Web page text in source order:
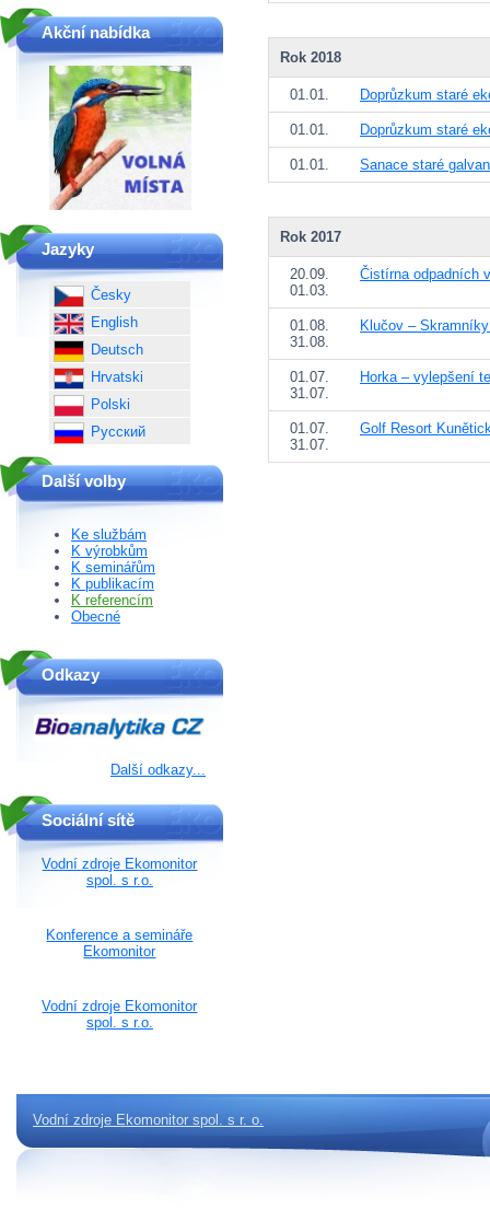
Rok 2018
01.01. Doprůzkum staré
01.01. Doprůzkum staré
01.01. Sanace staré
Rok 2017
20.09.
01.03.
Čistírna odpadních
01.08.
31.08.
Klučov –
01.07.
31.07.
Horka – vylepšení
01.07.
31.07.
Golf Resort
Akční nabídka
Jazyky
Česky
English
Deutsch
Hrvatski
Polski
Русский
Další volby
Ke službám
K výrobkům
K seminářům
K publikacím
K referencím
Obecné
Odkazy
Další odkazy...
Sociální sítě
Vodní zdroje Ekomonitor
spol. s r.o.
Konference a semináře
Ekomonitor
Vodní zdroje Ekomonitor
spol. s r.o.
Vodní zdroje Ekomonitor spol. s r. o.